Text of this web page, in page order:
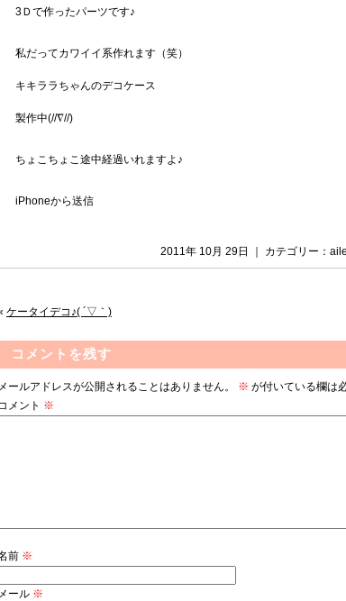
3Ｄで作ったパーツです♪
私だってカワイイ系作れます（笑）
キキララちゃんのデコケース
製作中(//∇//)
ちょこちょこ途中経過いれますよ♪
iPhoneから送信
2011年 10月 29日 ｜ カテゴリー：
ケータイデコ♪( ´▽｀)
コメントを残す
メールアドレスが公開されることはありません。 ※ が付いている欄は
メント ※
前 ※
メール ※